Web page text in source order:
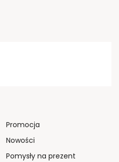
Promocja
Nowości
Pomysły na prezent